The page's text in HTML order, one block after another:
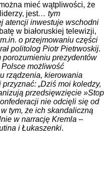
mieć wątpliwości, że
jest… tym
atencji inwestuje wschodni
w białoruskiej telewizji,
o przejmowaniu części
politolog Piotr Pietrwoskij.
porozumieniu prezydentów
Polsce możliwość
rządzenia, kierowania
„Dziś moi koledzy,
przedsięwzięcie »Stop
nie odcięli się od
tym, że ich skandaliczną
w narrację Kremla –
i Łukaszenki.